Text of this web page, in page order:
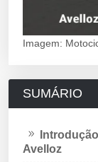
Imagem:
SUMÁRIO
Avelloz